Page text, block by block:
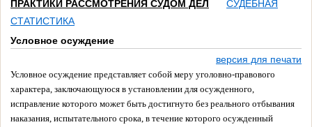
ПРАКТИКИ РАССМОТРЕНИЯ СУДОМ ДЕЛ
СУДЕБНАЯ
СТАТИСТИКА
Условное осуждение
версия для печати
Условное осуждение представляет собой меру уголовно-правового
характера, заключающуюся в установлении для осужденного,
исправление которого может быть достигнуто без реального отбывания
наказания, испытательного срока, в течение которого осужденный